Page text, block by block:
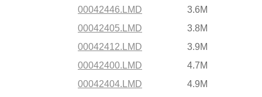
00042446.LMD
3.6M
00042405.LMD
3.8M
00042412.LMD
3.9M
00042400.LMD
4.7M
00042404.LMD
4.9M